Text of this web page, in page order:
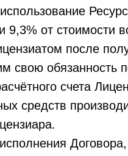
от стоимости
после
обязанность
счета
средств
Договора,